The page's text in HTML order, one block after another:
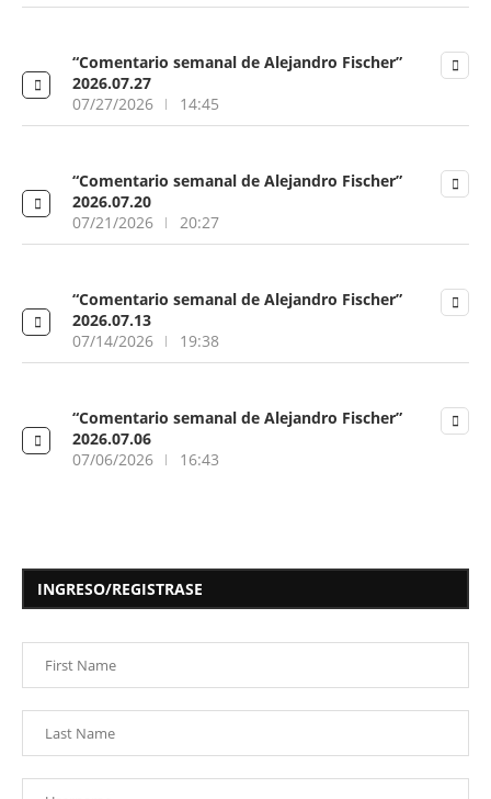
“Comentario semanal de Alejandro Fischer”
2026.07.27
07/27/2026
14:45
“Comentario semanal de Alejandro Fischer”
2026.07.20
07/21/2026
20:27
“Comentario semanal de Alejandro Fischer”
2026.07.13
07/14/2026
19:38
“Comentario semanal de Alejandro Fischer”
2026.07.06
07/06/2026
16:43
INGRESO/REGISTRASE